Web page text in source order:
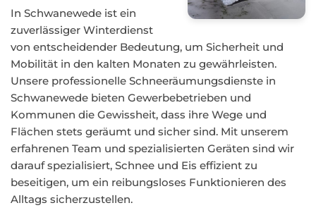
In Schwanewede ist ein
zuverlässiger Winterdienst
von entscheidender Bedeutung, um Sicherheit und
Mobilität in den kalten Monaten zu gewährleisten.
Unsere professionelle Schneeräumungsdienste in
Schwanewede bieten Gewerbebetrieben und
Kommunen die Gewissheit, dass ihre Wege und
Flächen stets geräumt und sicher sind. Mit unserem
erfahrenen Team und spezialisierten Geräten sind wir
darauf spezialisiert, Schnee und Eis effizient zu
beseitigen, um ein reibungsloses Funktionieren des
Alltags sicherzustellen.